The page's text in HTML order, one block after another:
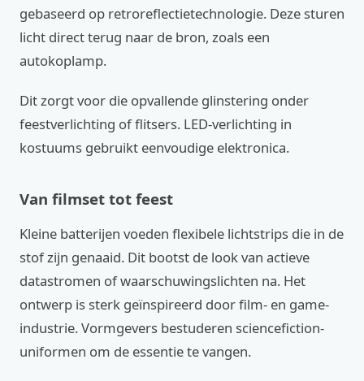
gebaseerd op retroreflectietechnologie. Deze sturen
licht direct terug naar de bron, zoals een
autokoplamp.
Dit zorgt voor die opvallende glinstering onder
feestverlichting of flitsers. LED-verlichting in
kostuums gebruikt eenvoudige elektronica.
Van filmset tot feest
Kleine batterijen voeden flexibele lichtstrips die in de
stof zijn genaaid. Dit bootst de look van actieve
datastromen of waarschuwingslichten na. Het
ontwerp is sterk geïnspireerd door film- en game-
industrie. Vormgevers bestuderen sciencefiction-
uniformen om de essentie te vangen.